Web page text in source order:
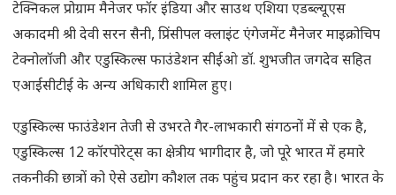
टेक्निकल प्रोग्राम मैनेजर फॉर इंडिया और साउथ एशिया एडब्ल्यूएस
अकादमी श्री देवी सरन सैनी, प्रिंसीपल क्लाइंट एंगेजमेंट मैनेजर माइक्रोचिप
टेक्नोलॉजी और एडुस्किल्स फाउंडेशन सीईओ डॉ. शुभजीत जगदेव सहित
एआईसीटीई के अन्य अधिकारी शामिल हुए।
एडुस्किल्स फाउंडेशन तेजी से उभरते गैर-लाभकारी संगठनों में से एक है,
एडुस्किल्स 12 कॉरपोरेट्स का क्षेत्रीय भागीदार है, जो पूरे भारत में हमारे
तकनीकी छात्रों को ऐसे उद्योग कौशल तक पहुंच प्रदान कर रहा है। भारत के